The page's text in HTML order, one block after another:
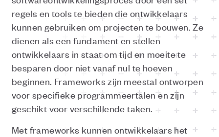
regels en tools te bieden die ontwikkelaars
kunnen gebruiken om projecten te bouwen. Ze
dienen als een fundament en stellen
ontwikkelaars in staat om tijd en moeite te
besparen door niet vanaf nul te hoeven
beginnen. Frameworks zijn meestal ontworpen
voor specifieke programmeertalen en zijn
geschikt voor verschillende taken.
Met frameworks kunnen ontwikkelaars het